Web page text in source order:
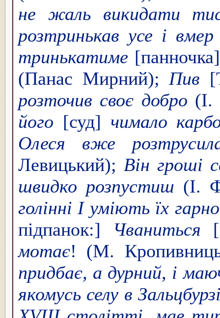
не жаль викидати
розтринькав усе і вмер
тринькатиме
(Панас Мирний); Пив
розточив своє добро (І.
його [суд] чимало
Олеся вже
Левицький); Він гроші
швидко розпустиш (І.
голінні І уміють їх
підпанок:] Чваниться
мотає! (М.
придбає, а дурний, і
якомусь селу в